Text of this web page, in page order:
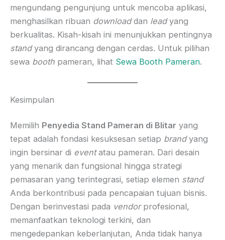
mengundang pengunjung untuk mencoba aplikasi,
menghasilkan ribuan downloaddan leadyang
berkualitas. Kisah-kisah ini menunjukkan pentingnya
standyang dirancang dengan cerdas. Untuk pilihan
sewa booth pameran, lihat Sewa Booth Pameran.
Kesimpulan
Memilih Penyedia Stand Pameran di Blitar yang
tepat adalah fondasi kesuksesan setiap brandyang
ingin bersinar di eventatau pameran. Dari desain
yang menarik dan fungsional hingga strategi
pemasaran yang terintegrasi, setiap elemen stand
Anda berkontribusi pada pencapaian tujuan bisnis.
Dengan berinvestasi pada vendorprofesional,
memanfaatkan teknologi terkini, dan
mengedepankan keberlanjutan, Anda tidak hanya